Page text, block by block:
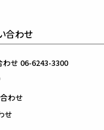
を兼ね備えた最新素材を使
にグレードアップ。
風合いは、触れるだけで
的な設計を追求。
の伸縮性を生み出します。
の美しさ含め
実現しました。
象徴する名作「SOLID RIB
なデザインで登場。
る美しいテーパードシルエ
合わせ
せ 06-6243-3300
わせ
せ